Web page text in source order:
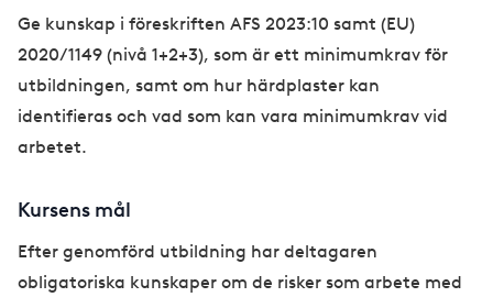
Ge kunskap i föreskriften AFS 2023:10 samt (EU)
2020/1149 (nivå 1+2+3), som är ett minimumkrav för
utbildningen, samt om hur härdplaster kan
identifieras och vad som kan vara minimumkrav vid
arbetet.
Kursens mål
Efter genomförd utbildning har deltagaren
obligatoriska kunskaper om de risker som arbete med